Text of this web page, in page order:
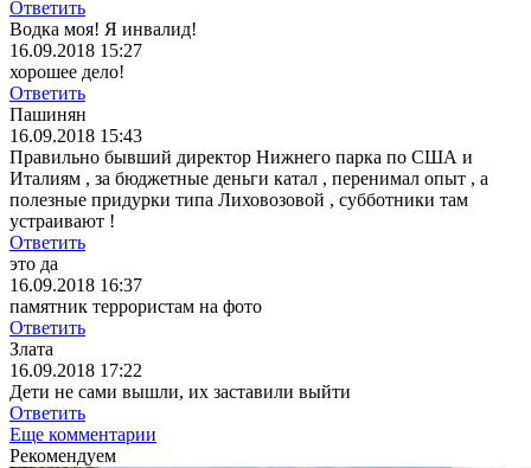
Ответить
Водка моя! Я инвалид!
16.09.2018 15:27
хорошее дело!
Ответить
Пашинян
16.09.2018 15:43
Правильно бывший директор Нижнего парка по США и
Италиям , за бюджетные деньги катал , перенимал опыт , а
полезные придурки типа Лиховозовой , субботники там
устраивают !
Ответить
это да
16.09.2018 16:37
памятник террористам на фото
Ответить
Злата
16.09.2018 17:22
Дети не сами вышли, их заставили выйти
Ответить
Еще комментарии
Рекомендуем